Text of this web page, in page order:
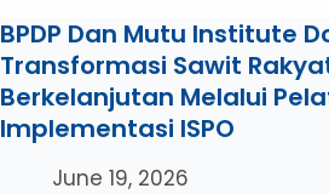
BPDP Dan Mutu Institute
Transformasi Sawit
Berkelanjutan Melalui
Implementasi ISPO
June 19, 2026